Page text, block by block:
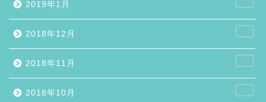
2019年1月 3
2018年12月 2
2018年11月 4
2018年10月 1